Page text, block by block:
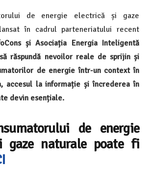
de energie electrică și gaze
în cadrul parteneriatului recent
și Asociația Energia Inteligentă
răspundă nevoilor reale de sprijin și
de energie într-un context în
accesul la informație și încrederea în
devin esențiale.
de energie
gaze naturale poate fi